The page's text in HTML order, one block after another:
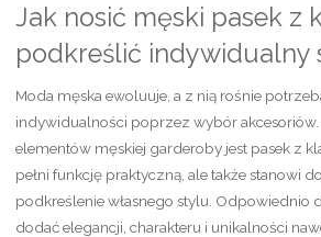
Jak nosić męski pasek z
podkreślić indywidualny
Moda męska ewoluuje, a z nią rośnie
indywidualności poprzez wybór
elementów męskiej garderoby jest pasek z
pełni funkcję praktyczną, ale także stanowi
podkreślenie własnego stylu. Odpowiednio
dodać elegancji, charakteru i unikalności